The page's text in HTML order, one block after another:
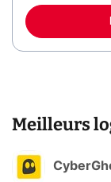
Meilleurs